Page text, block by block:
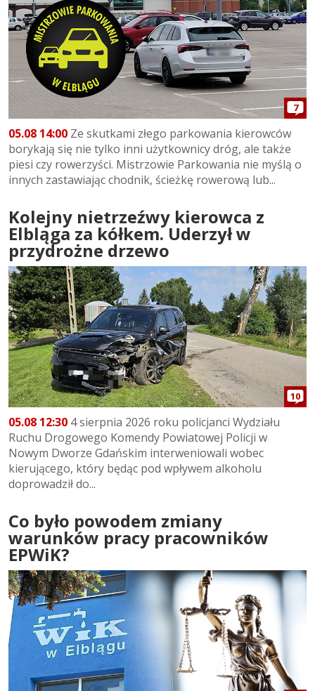
7
05.08 14:00 Ze skutkami złego parkowania kierowców
borykają się nie tylko inni użytkownicy dróg, ale także
piesi czy rowerzyści. Mistrzowie Parkowania nie myślą o
innych zastawiając chodnik, ścieżkę rowerową lub...
Kolejny nietrzeźwy kierowca z
Elbląga za kółkem. Uderzył w
przydrożne drzewo
10
05.08 12:30 4 sierpnia 2026 roku policjanci Wydziału
Ruchu Drogowego Komendy Powiatowej Policji w
Nowym Dworze Gdańskim interweniowali wobec
kierującego, który będąc pod wpływem alkoholu
doprowadził do...
Co było powodem zmiany
warunków pracy pracowników
EPWiK?